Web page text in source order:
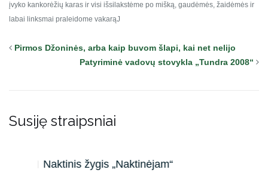
įvyko kankorėžių karas ir visi išsilakstėme po mišką, gaudėmės, žaidėmės ir
labai linksmai praleidome vakarąJ
Pirmos Džoninės, arba kaip buvom šlapi, kai net nelijo
Patyriminė vadovų stovykla „Tundra 2008“
Susiję straipsniai
Naktinis žygis „Naktinėjam“